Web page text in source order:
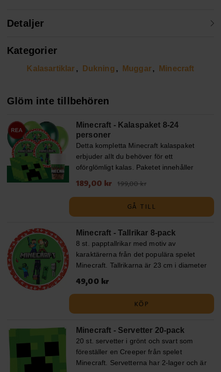
Detaljer
Kategorier
Kalasartiklar Dukning Muggar Minecraft
Glöm inte tillbehören
Minecraft - Kalaspaket 8-24
personer
Detta kompletta Minecraft kalaspaket
erbjuder allt du behöver för ett
oförglömligt kalas. Paketet innehåller
pappmuggar (200 ml) och Minecraft
personer. Dessutom innehåller paketet
mörkgröna ballonger som skapar en
festlig atmosfär, samt en mörkgrön
plastduk (137 x 274 cm). I paketet för 24
gäster ingår 2 bordsdukar. Komplettera
tillval som kalaspåsar, partyboxar, godis,
festdekorationer. Gör kalaset komplett
skapa det perfekta Minecraft
temakalaset.
Nuvarande pris:189,00 kr
189,00 kr 199,00 kr
GÅ TILL
Minecraft - Tallrikar 8-pack
8 st. papptallrikar med motiv av
karaktärerna från det populära spelet
Minecraft. Tallrikarna är 23 cm i diameter
och är tillverkade av FSC-märkt papper.
Pris:49,00 kr
49,00 kr
KÖP
Minecraft - Servetter 20-pack
20 st. servetter i grönt och svart som
föreställer en Creeper från spelet
Minecraft. Servetterna har 2-lager och är